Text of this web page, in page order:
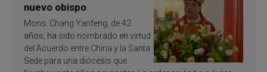
nuevo obispo
Mons. Chang Yanfeng, de 42
años, ha sido nombrado en virtud
del Acuerdo entre China y la Santa
Sede para una diócesis que